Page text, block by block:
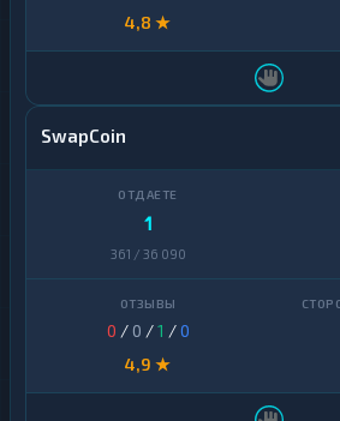
4,8 ★
SwapCoin
1
361 / 36 090
0 / 0 /1 /0
4,9 ★